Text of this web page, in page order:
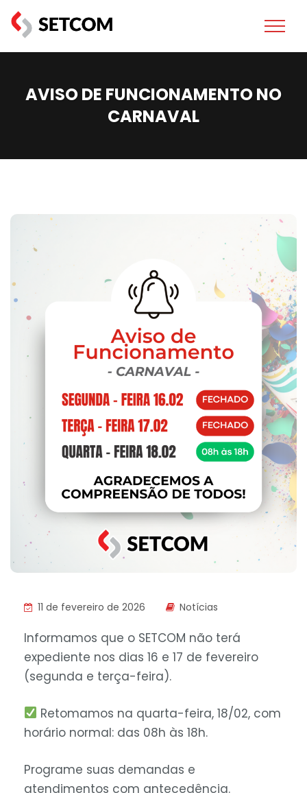
AVISO DE FUNCIONAMENTO NO
CARNAVAL
11 de fevereiro de 2026 Notícias
Informamos que o SETCOM não terá
expediente nos dias 16 e 17 de fevereiro
(segunda e terça-feira).
Retomamos na quarta-feira, 18/02, com
horário normal: das 08h às 18h.
Programe suas demandas e
atendimentos com antecedência.